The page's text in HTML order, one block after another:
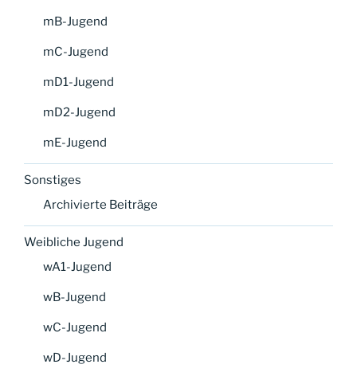
mB-Jugend
mC-Jugend
mD1-Jugend
mD2-Jugend
mE-Jugend
Sonstiges
Archivierte Beiträge
Weibliche Jugend
wA1-Jugend
wB-Jugend
wC-Jugend
wD-Jugend